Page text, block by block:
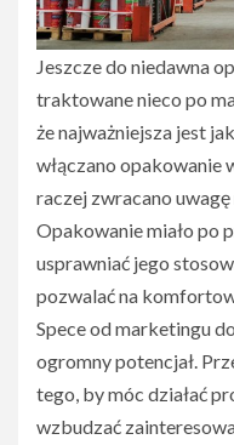
Jeszcze do niedawna
traktowane nieco po
że najważniejsza jest
włączano opakowanie
raczej zwracano
Opakowanie miało po
usprawniać jego
pozwalać na
Spece od marketingu
ogromny potencjał.
tego, by móc działać
wzbudzać